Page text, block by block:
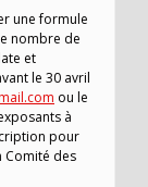
une formule
nombre de
et
le 30 avril
ou le
à
pour
Comité des